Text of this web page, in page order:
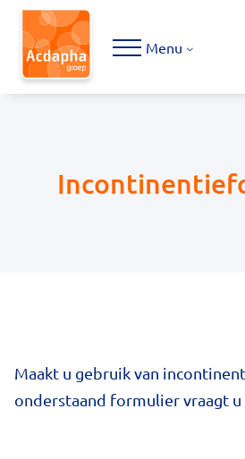
Hoofdmenu
Menu
Maakt u gebruik van
onderstaand formulier vraagt u